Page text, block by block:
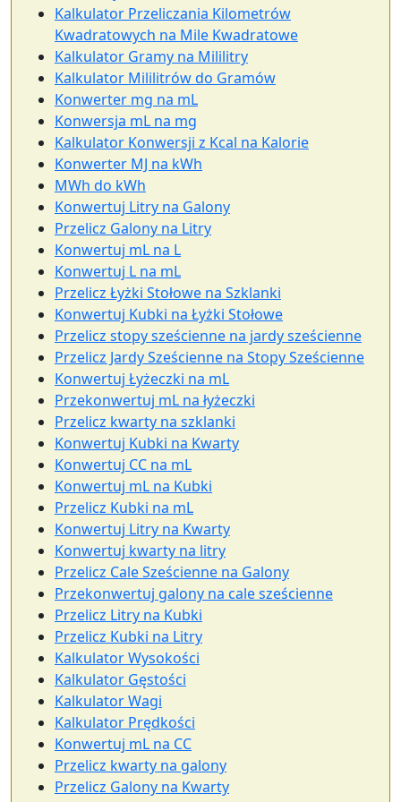
Kalkulator Przeliczania Kilometrów
Kwadratowych na Mile Kwadratowe
Kalkulator Gramy na Mililitry
Kalkulator Mililitrów do Gramów
Konwerter mg na mL
Konwersja mL na mg
Kalkulator Konwersji z Kcal na Kalorie
Konwerter MJ na kWh
MWh do kWh
Konwertuj Litry na Galony
Przelicz Galony na Litry
Konwertuj mL na L
Konwertuj L na mL
Przelicz Łyżki Stołowe na Szklanki
Konwertuj Kubki na Łyżki Stołowe
Przelicz stopy sześcienne na jardy sześcienne
Przelicz Jardy Sześcienne na Stopy Sześcienne
Konwertuj Łyżeczki na mL
Przekonwertuj mL na łyżeczki
Przelicz kwarty na szklanki
Konwertuj Kubki na Kwarty
Konwertuj CC na mL
Konwertuj mL na Kubki
Przelicz Kubki na mL
Konwertuj Litry na Kwarty
Konwertuj kwarty na litry
Przelicz Cale Sześcienne na Galony
Przekonwertuj galony na cale sześcienne
Przelicz Litry na Kubki
Przelicz Kubki na Litry
Kalkulator Wysokości
Kalkulator Gęstości
Kalkulator Wagi
Kalkulator Prędkości
Konwertuj mL na CC
Przelicz kwarty na galony
Przelicz Galony na Kwarty